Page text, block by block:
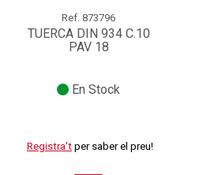
Ref. 873796
TUERCA DIN 934 C.10
PAV 18
En Stock
Registra't per saber el preu!